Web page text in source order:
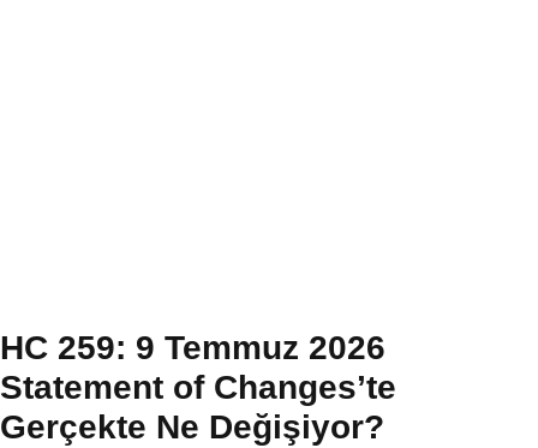
HC 259: 9 Temmuz 2026
Statement of Changes’te
Gerçekte Ne Değişiyor?